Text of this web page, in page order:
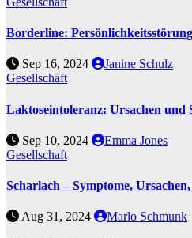
Borderline:
Sep 16, 2024
Janine Schulz
Gesellschaft
Laktoseintoleranz: Ursachen und
Sep 10, 2024
Emma Jones
Gesellschaft
Scharlach – Symptome,
Aug 31, 2024 Marlo Schmunk